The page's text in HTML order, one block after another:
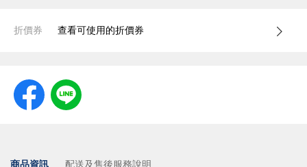
折價券 查看可使用的折價券
商品資訊 配送及售後服務說明